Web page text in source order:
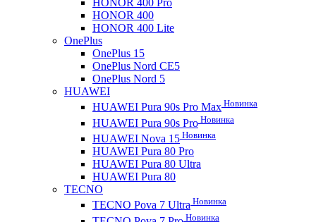
HONOR 400
HONOR 400 Lite
OnePlus
OnePlus 15
OnePlus Nord CE5
OnePlus Nord 5
HUAWEI
HUAWEI Pura 90s Pro Max Новинка
HUAWEI Pura 90s Pro Новинка
HUAWEI Nova 15 Новинка
HUAWEI Pura 80 Pro
HUAWEI Pura 80 Ultra
HUAWEI Pura 80
TECNO
TECNO Pova 7 Ultra Новинка
Новинка